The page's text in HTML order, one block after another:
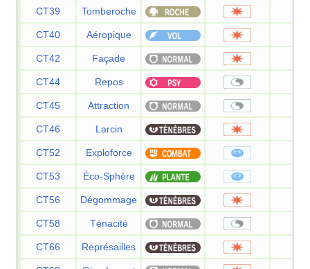
CT39 Tomberoche
CT40 Aéropique
CT42 Façade
CT44 Repos
CT45 Attraction
CT46 Larcin
CT52 Exploforce
CT53 Éco-Sphère
CT56 Dégommage
CT58 Ténacité
CT66 Représailles